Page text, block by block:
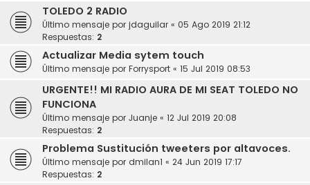
TOLEDO 2 RADIO
Último mensaje por jdaguilar « 05 Ago 2019 21:12
Respuestas: 2
Actualizar Media sytem touch
Último mensaje por Forrysport « 15 Jul 2019 08:53
URGENTE!! MI RADIO AURA DE MI SEAT TOLEDO NO
FUNCIONA
Último mensaje por Juanje « 12 Jul 2019 20:08
Respuestas: 2
Problema Sustitución tweeters por altavoces.
Último mensaje por dmilan1 « 24 Jun 2019 17:17
Respuestas: 2